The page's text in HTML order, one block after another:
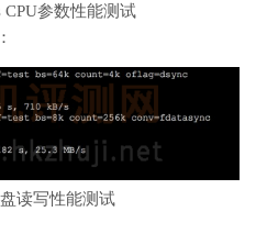
CPU参数性能测试
读写性能测试